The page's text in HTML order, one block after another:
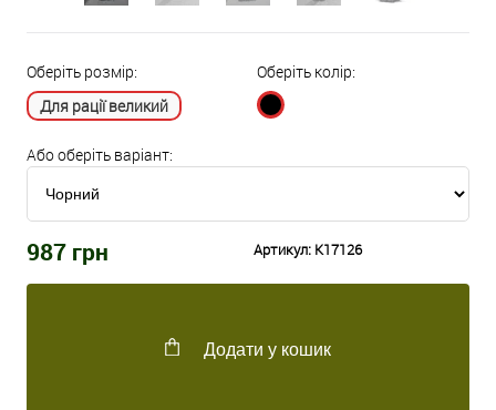
Оберіть розмір:
Для рації великий
Оберіть колір:
Або оберіть варіант:
987 грн Артикул: K17126
Додати у кошик